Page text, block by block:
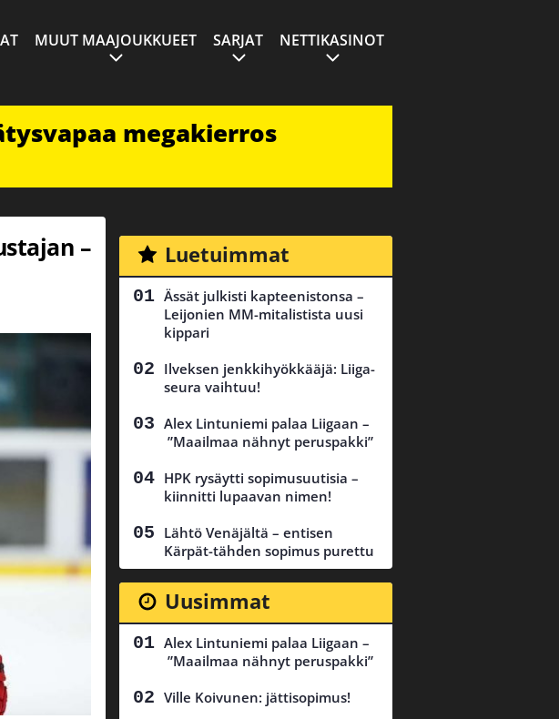
MUUT MAAJOUKKUEET SARJAT NETTIKASINOT
megakierros
–
Luetuimmat
Ässät julkisti kapteenistonsa –
Leijonien MM-mitalistista uusi
kippari
Ilveksen jenkkihyökkääjä: Liiga-
seura vaihtuu!
Alex Lintuniemi palaa Liigaan –
”Maailmaa nähnyt peruspakki”
HPK rysäytti sopimusuutisia –
kiinnitti lupaavan nimen!
Lähtö Venäjältä – entisen
Kärpät-tähden sopimus purettu
Uusimmat
Alex Lintuniemi palaa Liigaan –
”Maailmaa nähnyt peruspakki”
Ville Koivunen: jättisopimus!